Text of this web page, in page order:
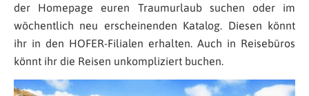
der Homepage euren Traumurlaub suchen oder im
wöchentlich neu erscheinenden Katalog. Diesen könnt
ihr in den HOFER-Filialen erhalten. Auch in Reisebüros
könnt ihr die Reisen unkompliziert buchen.